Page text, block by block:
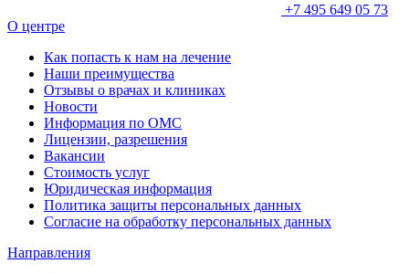
+7 495 649 05 73
О центре
Как попасть к нам на лечение
Наши преимущества
Отзывы о врачах и клиниках
Новости
Информация по ОМС
Лицензии, разрешения
Вакансии
Стоимость услуг
Юридическая информация
Политика защиты персональных данных
Согласие на обработку персональных данных
Направления